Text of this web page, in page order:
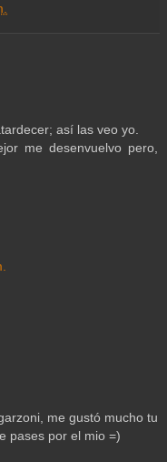
así las veo yo.
me desenvuelvo pero,
me gustó mucho tu
pases por el mio =)